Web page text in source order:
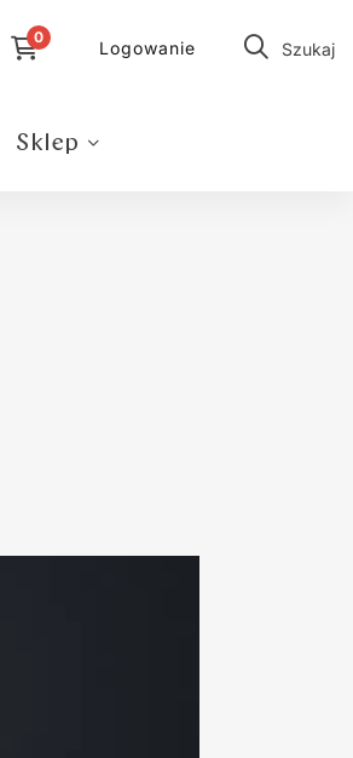
Logowanie Szukaj
Sklep